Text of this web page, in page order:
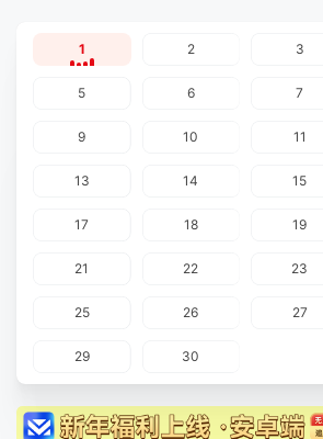
1 2 3
5 6 7
9 10 11
13 14 15
17 18 19
21 22 23
25 26 27
29 30